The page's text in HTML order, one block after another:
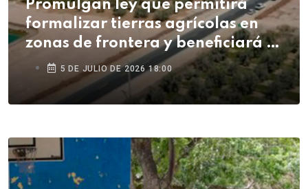
Promulgan ley que permitirá
formalizar tierras agrícolas en
zonas de frontera y beneficiará a
agricultores de Tacna
5 DE JULIO DE 2026 18:00